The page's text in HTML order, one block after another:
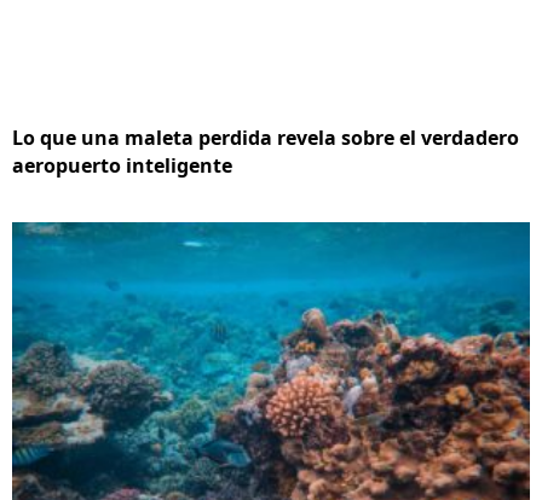
Lo que una maleta perdida revela sobre el verdadero
aeropuerto inteligente